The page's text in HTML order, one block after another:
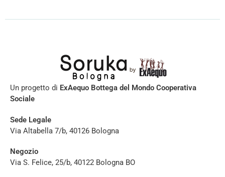
Un progetto di ExAequo Bottega del Mondo Cooperativa
Sociale
Sede Legale
Via Altabella 7/b, 40126 Bologna
Negozio
Via S. Felice, 25/b, 40122 Bologna BO